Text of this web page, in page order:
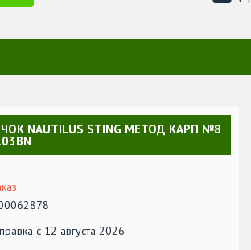
NAUTILUS STING МЕТОД КАРП №8
с 12 августа 2026